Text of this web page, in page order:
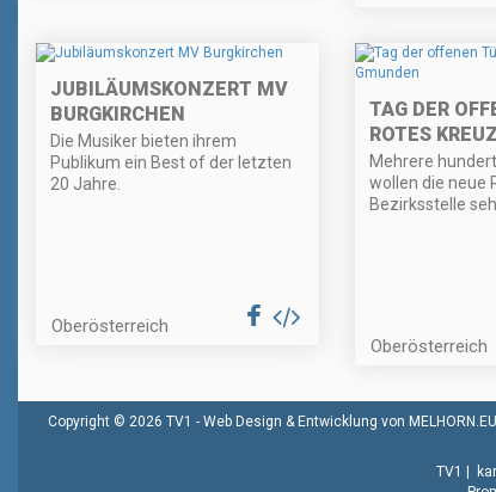
JUBILÄUMSKONZERT MV
BURGKIRCHEN
Die Musiker bieten ihrem
Publikum ein Best of der letzten
20 Jahre.
Oberösterreich
TAG DER
ROTES
Mehrere
wollen die neue
Bezirksstelle
Oberösterreich
Copyright © 2026 TV1 - Web Design & Entwicklung von MELHORN.EU
TV1 |